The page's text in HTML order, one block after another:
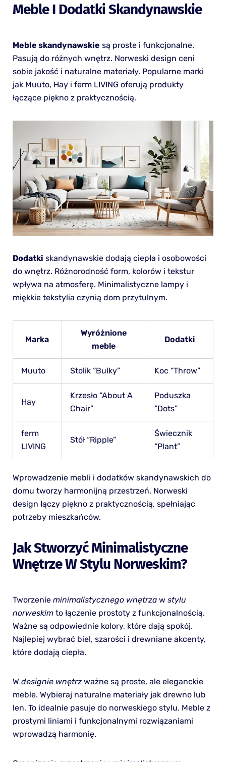
Meble I Dodatki Skandynawskie
Meble skandynawskie są proste i funkcjonalne.
Pasują do różnych wnętrz. Norweski design ceni
sobie jakość i naturalne materiały. Popularne marki
jak Muuto, Hay i ferm LIVING oferują produkty
łączące piękno z praktycznością.
Dodatki skandynawskie dodają ciepła i osobowości
do wnętrz. Różnorodność form, kolorów i tekstur
wpływa na atmosferę. Minimalistyczne lampy i
miękkie tekstylia czynią dom przytulnym.
Marka
Wyróżnione
meble
Dodatki
Muuto Stolik “Bulky” Koc “Throw”
Hay
Krzesło “About A
Chair”
Poduszka
“Dots”
ferm
LIVING
Stół “Ripple”
Świecznik
“Plant”
Wprowadzenie mebli i dodatków skandynawskich do
domu tworzy harmonijną przestrzeń. Norweski
design łączy piękno z praktycznością, spełniając
potrzeby mieszkańców.
Jak Stworzyć Minimalistyczne
Wnętrze W Stylu Norweskim?
Tworzenie minimalistycznego wnętrzaw stylu
norweskimto łączenie prostoty z funkcjonalnością.
Ważne są odpowiednie kolory, które dają spokój.
Najlepiej wybrać biel, szarości i drewniane akcenty,
które dodają ciepła.
W designie wnętrzważne są proste, ale eleganckie
meble. Wybieraj naturalne materiały jak drewno lub
len. To idealnie pasuje do norweskiego stylu. Meble z
prostymi liniami i funkcjonalnymi rozwiązaniami
wprowadzą harmonię.